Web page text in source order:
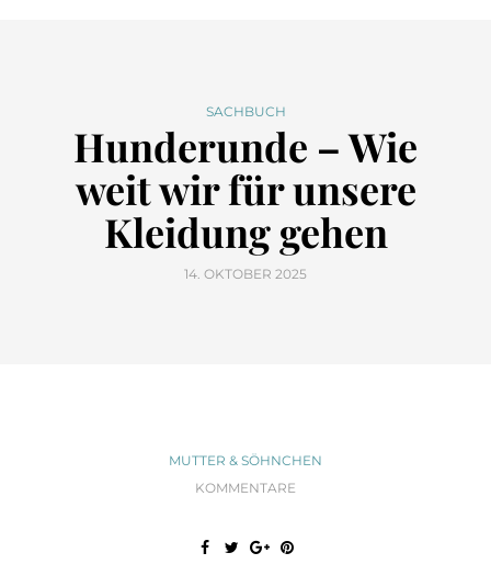
SACHBUCH
Hunderunde – Wie
weit wir für unsere
Kleidung gehen
14. OKTOBER 2025
MUTTER & SÖHNCHEN
KOMMENTARE